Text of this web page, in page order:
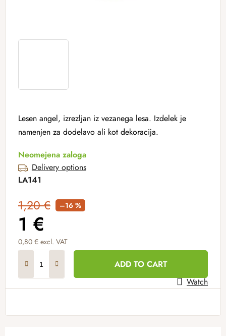
Lesen angel, izrezljan iz vezanega lesa. Izdelek je
namenjen za dodelavo ali kot dekoracija.
Neomejena zaloga
Delivery options
LA141
1,20 € –16 %
1 €
0,80 € excl. VAT
ADD TO CART
Watch